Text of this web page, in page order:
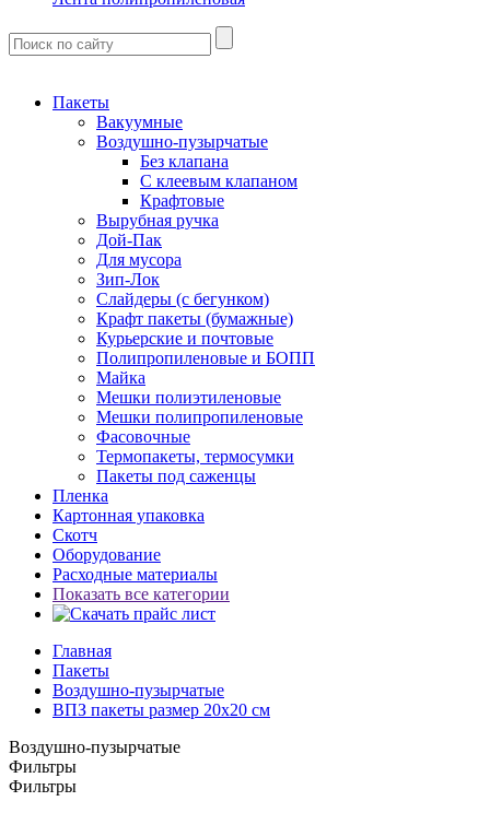
Пакеты
Вакуумные
Воздушно-пузырчатые
Без клапана
С клеевым клапаном
Крафтовые
Вырубная ручка
Дой-Пак
Для мусора
Зип-Лок
Слайдеры (с бегунком)
Крафт пакеты (бумажные)
Курьерские и почтовые
Полипропиленовые и БОПП
Майка
Мешки полиэтиленовые
Мешки полипропиленовые
Фасовочные
Термопакеты, термосумки
Пакеты под саженцы
Пленка
Картонная упаковка
Скотч
Оборудование
Расходные материалы
Показать все категории
Главная
Пакеты
Воздушно-пузырчатые
ВПЗ пакеты размер 20x20 см
Воздушно-пузырчатые
Фильтры
Фильтры